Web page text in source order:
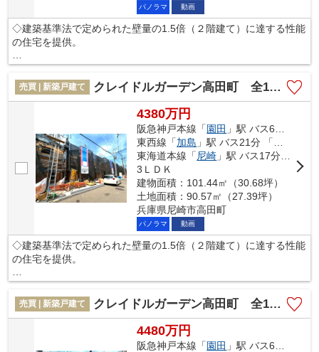
本掲載の設備写真は同仕様の施工例写真につき本件とは異なりま
す。
パノラマ 動画
◇建築基準法で定められた壁量の1.5倍（２階建て）に達する性能
の住宅を提供。
◇さらにその耐久性を上げる制震装置(SAFE365)を採用。震度６
強の揺れを最大６７％低減。
◇その制震装置を搭載することで、制震住宅のコストを下げるこ
◇地震の揺れに耐える「耐震性能」と揺れを抑えて住宅へのダメ
ージを軽減する「制震性能」を兼ね備えた建売住宅ブランド
「QUIE」 。
◇安心の土台づくり１００％ベタ基礎へのこだわりや構造体を傷
めにくい工法を採用し、安心の住まいを提供します。
本掲載の設備写真は同仕様の施工例写真につき本件とは異なりま
す。
売買 | 新築戸建て クレイドルガーデン高田町 全15区画
4380万円
阪急神戸本線「園田 」駅 バス6分 「遊女塚」 停歩3分
東西線「加島 」駅 バス21分 「遊女塚」 停歩3分
東海道本線「 尼崎 」駅 バス17分 「遊女塚」 停歩3分
3ＬＤＫ
建物面積：101.44㎡（30.68坪）
土地面積：90.57㎡（27.39坪）
兵庫県尼崎市高田町
パノラマ 動画
◇建築基準法で定められた壁量の1.5倍（２階建て）に達する性能
の住宅を提供。
◇さらにその耐久性を上げる制震装置(SAFE365)を採用。震度６
強の揺れを最大６７％低減。
◇その制震装置を搭載することで、制震住宅のコストを下げるこ
売買 | 新築戸建て クレイドルガーデン高田町 全15区画
4480万円
阪急神戸本線「園田 」駅 バス6分 「遊女塚」 停歩3分